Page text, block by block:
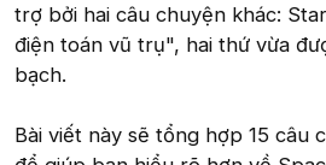
trợ bởi hai câu chuyện khác:
điện toán vũ trụ", hai thứ vừa
bạch.
Bài viết này sẽ tổng hợp 15 câu